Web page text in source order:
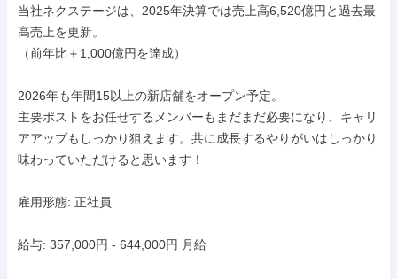
当社ネクステージは、2025年決算では売上高6,520億円と過去最
高売上を更新。
（前年比＋1,000億円を達成）
2026年も年間15以上の新店舗をオープン予定。
主要ポストをお任せするメンバーもまだまだ必要になり、キャリ
アアップもしっかり狙えます。共に成長するやりがいはしっかり
味わっていただけると思います！
雇用形態: 正社員
給与: 357,000円 - 644,000円 月給